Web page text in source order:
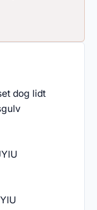
dog lidt